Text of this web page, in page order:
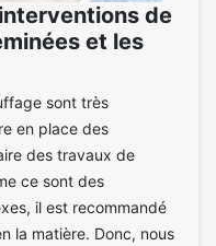
de
et les
sont très
en place des
des travaux de
ce sont des
il est recommandé
la matière. Donc, nous